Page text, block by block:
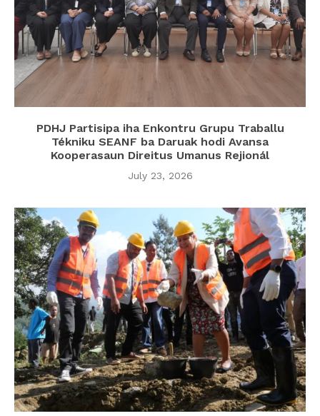
PDHJ Partisipa iha Enkontru Grupu Traballu
Tékniku SEANF ba Daruak hodi Avansa
Kooperasaun Direitus Umanus Rejionál
July 23, 2026